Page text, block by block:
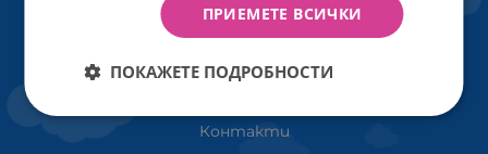
Отказ от сделка
Контакти
ПРИЕМЕТЕ ВСИЧКИ
ПОКАЖЕТЕ ПОДРОБНОСТИ